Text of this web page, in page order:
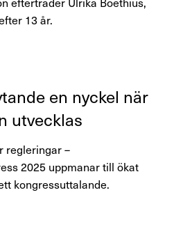
13 år.
en nyckel när
utvecklas
regleringar –
2025 uppmanar till ökat
kongressuttalande.